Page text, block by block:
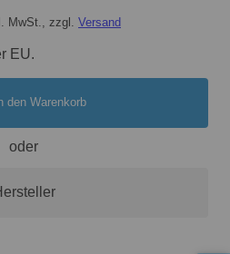
MwSt., zzgl. Versand
EU.
den Warenkorb
oder